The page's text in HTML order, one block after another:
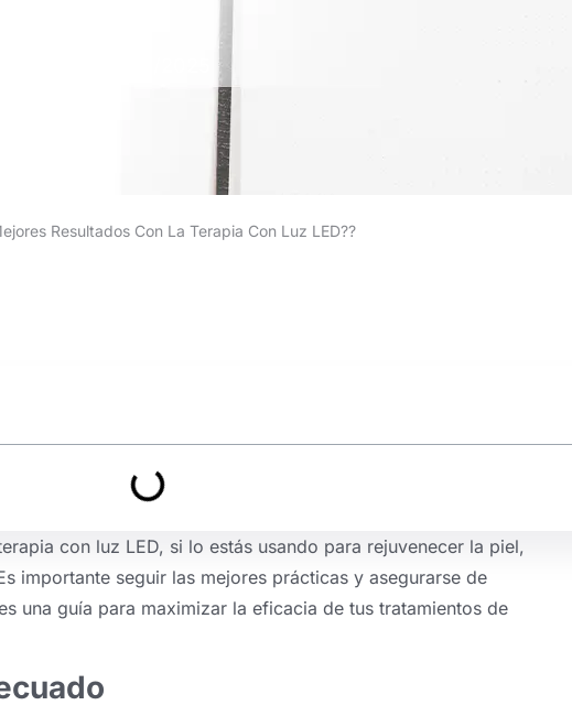
Resultados Con La Terapia Con Luz LED??
con luz LED, si lo estás usando para rejuvenecer la piel,
importante seguir las mejores prácticas y asegurarse de
una guía para maximizar la eficacia de tus tratamientos de